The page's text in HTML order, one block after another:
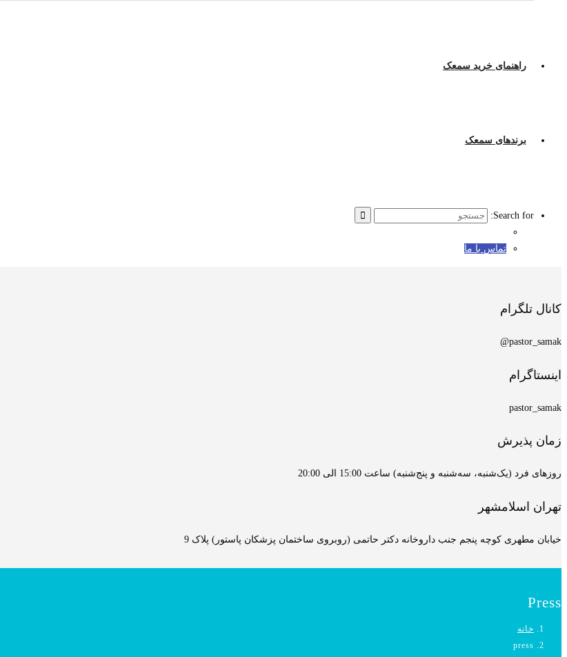
راهنمای خرید سمعک
برندهای سمعک
Search for:
تماس با ما
کانال تلگرام
pastor_samak@
اینستاگرام
pastor_samak
زمان پذیرش
روزهای فرد (یک‌شنبه، سه‌شنبه و پنج‌شنبه) ساعت 15:00 الی 20:00
تهران اسلامشهر
خیابان مطهری کوچه پنجم جنب داروخانه دکتر حاتمی (روبروی ساختمان پزشکان پاستور) پلاک 9
Press
خانه
press